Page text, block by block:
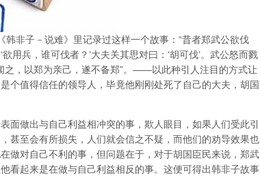
非子－说难》里记录过这样一个故事：“昔者郑武公欲伐
用兵，谁可伐者？’大夫关其思对曰：‘胡可伐’。武公怒而戮
之，以郑为亲己，遂不备郑”。——以此种引人注目的方式让
个值得信任的领导人，毕竟他刚刚处死了自己的大夫，胡国
面做出与自己利益相冲突的事，欺人眼目 ，如果人们受此引
甚至会有所损失，人们就会信之不疑，而他们的劝导效果也
做对自己不利的事，但问题在于，对于胡国臣民来说，郑武
看起来是在做与自己利益相反的事。这便可得出韩非子故事